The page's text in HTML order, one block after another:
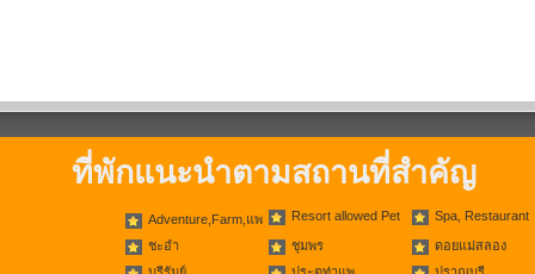
ที่พักแนะนำตามสถานที่สำคัญ
Adventure,Farm,แพ Resort allowed Pet Spa, Restaurant
ชะอำ ชุมพร
ดอยแม่สลอง